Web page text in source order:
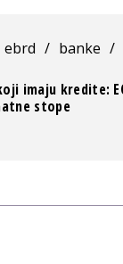
ebrd / banke /
imaju kredite:
stope